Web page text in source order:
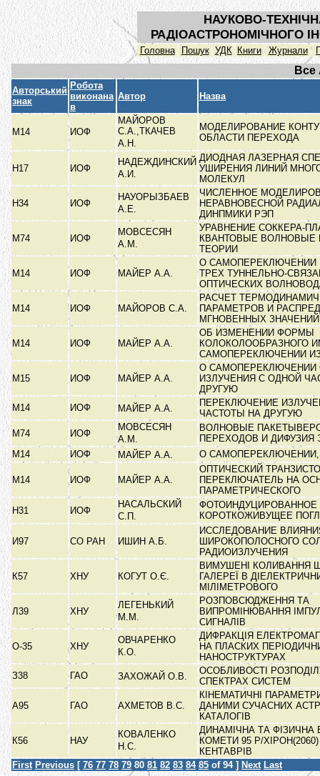
НАУКОВО-
РАДІОАСТРОНОМІЧНОГО
Головна Пошук УДК Книги Журнали
Все
Авторський
знак
Робота
виконана
в
Автор Назва
М14 ИОФ
МАЙОРОВ
С.А.,ТКАЧЕВ
А.Н.
МОДЕЛИРОВАНИЕ
ОБЛАСТИ ПЕРЕХОДА
Н17 ИОФ
НАДЕЖДИНСКИЙ
А.И.
ДИОДНАЯ ЛАЗЕРНАЯ
УШИРЕНИЯ ЛИНИЙ
МОЛЕКУЛ
Н34 ИОФ
НАУОРЫЗБАЕВ
А.Е.
ЧИСЛЕННОЕ
НЕРАВНОВЕСНОЙ
ДИНПМИКИ РЭП
М74 ИОФ
МОВСЕСЯН
А.М.
УРАВНЕНИЕ СОККЕРА-
КВАНТОВЫЕ ВОЛНОВЫЕ
ТЕОРИИ
М14 ИОФ МАЙЕР А.А.
О САМОПЕРЕКЛЮЧЕНИИ
ТРЕХ ТУННЕЛЬНО-
ОПТИЧЕСКИХ
М14 ИОФ МАЙОРОВ С.А.
РАСЧЕТ
ПАРАМЕТРОВ И
МГНОВЕННЫХ
М14 ИОФ МАЙЕР А.А.
ОБ ИЗМЕНЕНИИ ФОРМЫ
КОЛОКОЛООБРАЗНОГО
САМОПЕРЕКЛЮЧЕНИИ
М15 ИОФ МАЙЕР А.А.
О САМОПЕРЕКЛЮЧЕНИИ
ИЗЛУЧЕНИЯ С ОДНОЙ
ДРУГУЮ
М14
ИОФ МАЙЕР А.А.
ПЕРЕКЛЮЧЕНИЕ
ЧАСТОТЫ НА ДРУГУЮ
М74
ИОФ
МОВСЕСЯН
А.М.
ВОЛНОВЫЕ
ПЕРЕХОДОВ И ДИФУЗИЯ
М14
ИОФ МАЙЕР А.А. О
М14 ИОФ МАЙЕР А.А.
ОПТИЧЕСКИЙ
ПЕРЕКЛЮЧАТЕЛЬ НА
ПАРАМЕТРИЧЕСКОГО
Н31
ИОФ
НАСАЛЬСКИЙ
С.П.
ФОТОИНДУЦИРОВАННОЕ
КОРОТКОЖИВУЩЕЕ
И97 СО РАН ИШИН А.Б.
ИССЛЕДОВАНИЕ
ШИРОКОПОЛОСНОГО
РАДИОИЗЛУЧЕНИЯ
К57 ХНУ КОГУТ О.Є.
ВИМУШЕНІ КОЛИВАННЯ
ГАЛЕРЕЇ В
МІЛІМЕТРОВОГО
Л39 ХНУ
ЛЕГЕНЬКИЙ
М.М.
РОЗПОВСЮДЖЕННЯ ТА
ВИПРОМІНЮВАННЯ
СИГНАЛІВ
О-35 ХНУ
ОВЧАРЕНКО
К.О.
ДИФРАКЦІЯ
НА ПЛАСКИХ
НАНОСТРУКТУРАХ
З38
ГАО ЗАХОЖАЙ О.В.
ОСОБЛИВОСТІ
СПЕКТРАХ СИСТЕМ
А95 ГАО АХМЕТОВ В.С.
КІНЕМАТИЧНІ
ДАНИМИ СУЧАСНИХ
КАТАЛОГІВ
К56 НАУ
КОВАЛЕНКО
Н.С.
ДИНАМІЧНА ТА ФІЗИЧНА
КОМЕТИ 95 Р/
КЕНТАВРІВ
First Previous [ 76 77 78 79 80 81 82 83 84 85 of 94 ] Next Last